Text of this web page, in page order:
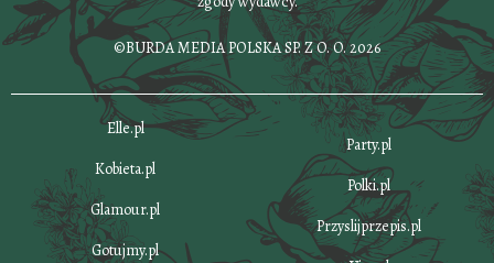
©BURDA MEDIA POLSKA SP. Z O. O. 2026
Elle.pl
Kobieta.pl
Glamour.pl
Gotujmy.pl
Party.pl
Polki.pl
Przyslijprzepis.pl